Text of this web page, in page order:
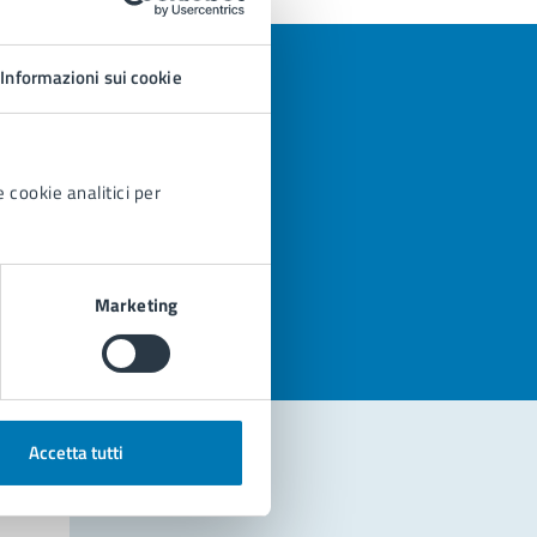
Informazioni sui cookie
cookie analitici per
Marketing
Accetta tutti